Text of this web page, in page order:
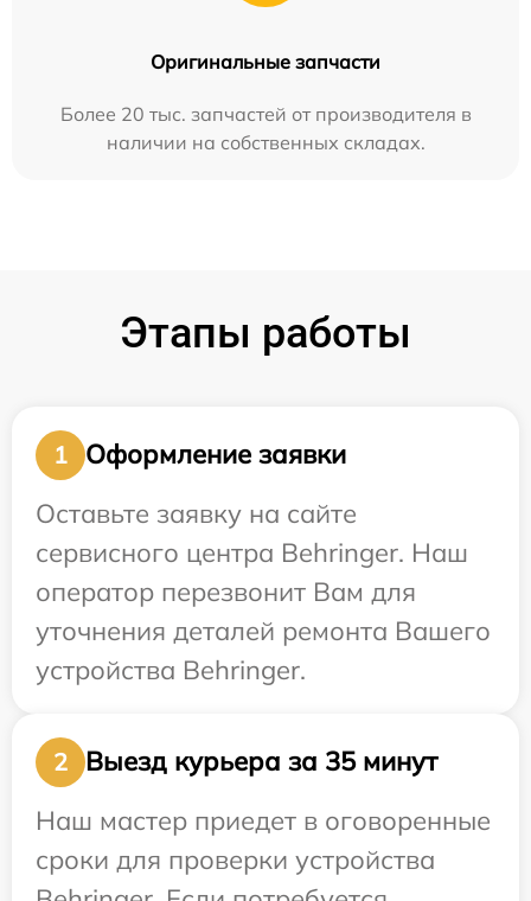
Оригинальные запчасти
Более 20 тыс. запчастей от производителя в
наличии на собственных складах.
Этапы работы
1
Оформление заявки
Оставьте заявку на сайте
сервисного центра Behringer. Наш
оператор перезвонит Вам для
уточнения деталей ремонта Вашего
устройства Behringer.
2
Выезд курьера за 35 минут
Наш мастер приедет в оговоренные
сроки для проверки устройства